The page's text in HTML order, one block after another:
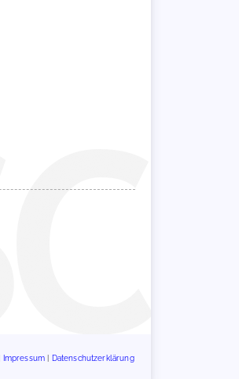
Impressum Datenschutzerklärung